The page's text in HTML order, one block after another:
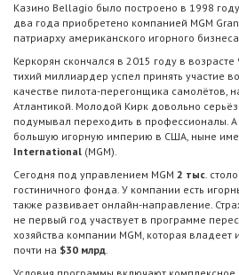
Казино Bellagio было построено в 1998
два года приобретено компанией MGM
патриарху американского игорного
Керкорян скончался в 2015 году в возрасте
тихий миллиардер успел принять участие
качестве пилота-перегонщика самолётов,
Атлантикой. Молодой Кирк довольно
подумывал переходить в профессионалы.
большую игорную империю в США, ныне
International (MGM).
Сегодня под управлением MGM 2 тыс.
гостиничного фонда. У компании есть
также развивает онлайн-направление.
не первый год участвует в программе
хозяйства компании MGM, которая
почти на $30 млрд.